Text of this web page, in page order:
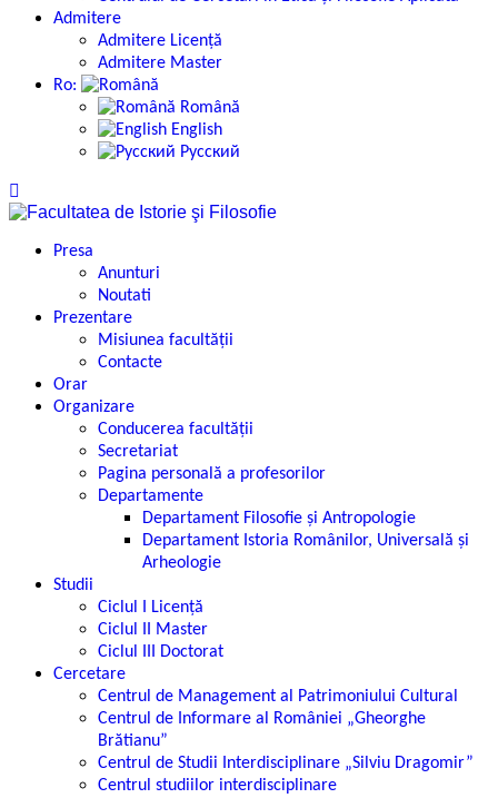
Admitere
Admitere Licență
Admitere Master
Ro:
Română
English
Русский
Presa
Anunturi
Noutati
Prezentare
Misiunea facultății
Contacte
Orar
Organizare
Conducerea facultății
Secretariat
Pagina personală a profesorilor
Departamente
Departament Filosofie şi Antropologie
Departament Istoria Românilor, Universală şi
Arheologie
Studii
Ciclul I Licență
Ciclul II Master
Ciclul III Doctorat
Cercetare
Centrul de Management al Patrimoniului Cultural
Centrul de Informare al României „Gheorghe
Brătianu”
Centrul de Studii Interdisciplinare „Silviu Dragomir”
Centrul studiilor interdisciplinare